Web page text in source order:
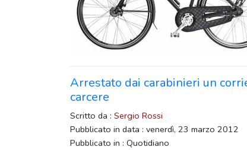
Arrestato dai carabinieri un
carcere
Scritto da : Sergio Rossi
Pubblicato in data : venerdì, 23 marzo 2012
Pubblicato in : Quotidiano